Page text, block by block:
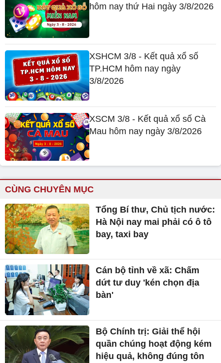
hôm nay thứ Hai ngày 3/8/2026
XSHCM 3/8 - Kết quả xổ số
TP.HCM hôm nay ngày
3/8/2026
XSCM 3/8 - Kết quả xổ số Cà
Mau hôm nay ngày 3/8/2026
CÙNG CHUYÊN MỤC
Tổng Bí thư, Chủ tịch nước:
Hà Nội nay mai phải có ô tô
bay, taxi bay
Cán bộ tỉnh về xã: Chấm
dứt tư duy 'kén chọn địa
bàn'
Bộ Chính trị: Giải thể hội
quần chúng hoạt động kém
hiệu quả, không đúng tôn